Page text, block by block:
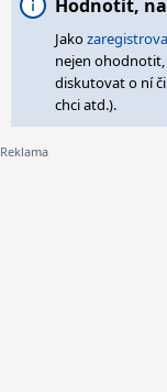
Hodnotit,
Jako
nejen
diskutovat o ní
chci atd.).